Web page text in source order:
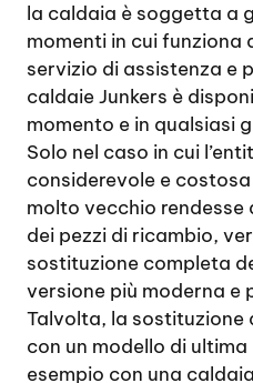
la caldaia è soggetta a
momenti in cui funziona
servizio di assistenza e
caldaie Junkers è
momento e in qualsiasi
Solo nel caso in cui
considerevole e
molto vecchio
dei pezzi di ricambio,
sostituzione completa
versione più moderna e
Talvolta, la sostituzione
con un modello di
esempio con una